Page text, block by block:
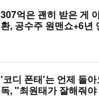
307억은 괜히 받은 게
환, 공수주 원맨쇼+6년
'코디 폰태'는 언제 돌
독, "최원태가 잘해줘